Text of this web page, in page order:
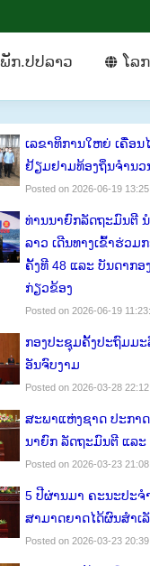
ພັກ​.ປປລາວ ໂລ
ເລຂາທິການໃຫຍ່ ເ​ຄື່ອ
ຢ້ຽມ​ຢາມ​ທ້ອງ​ຖິ່ນ​ຈຳ​ນ
Posted on 2026-06-19
ທ່ານນາຍົກລັດຖະມົນຕີ
ລາວ ເດີນທາງເຂົ້າຮ່ວ
ຄັ້ງທີ 48 ແລະ ບັນດາກ
ກ່ຽວຂ້ອງ
Posted on 2026-06-19
ກອງປະຊຸມຄັ້ງປະຖົມມ
ອັນຈົບງາມ
Posted on 2026-03-28
ສະພາແຫ່ງຊາດ ປະກາ
ນາຍົກ ລັດຖະມົນຕີ ແລະ
Posted on 2026-03-23
5 ປີຜ່ານມາ ຄະນະປະຈໍ
ສາມາດຍາດໄດ້ຜົນສໍາເ
Posted on 2026-03-23
ພັກ​.ປປລາວ ໂ